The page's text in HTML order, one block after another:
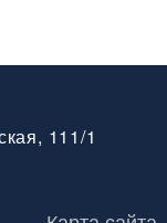
111/1